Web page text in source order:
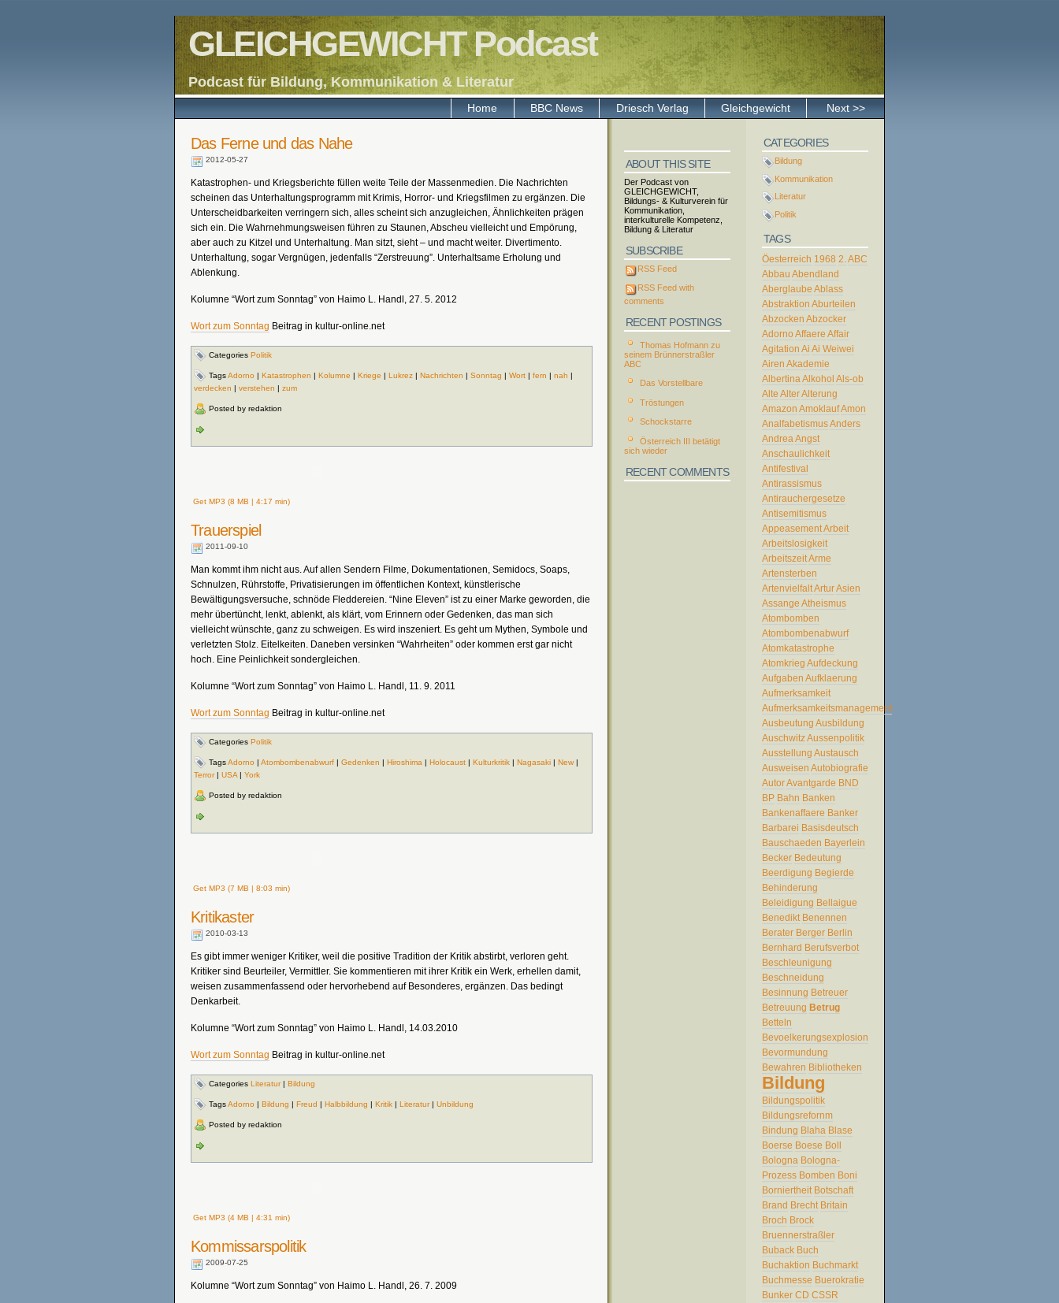
GLEICHGEWICHT Podcast
Podcast für Bildung, Kommunikation & Literatur
Next >>
Gleichgewicht
Driesch Verlag
BBC News
Home
Das Ferne und das Nahe
2012-05-27
Katastrophen- und Kriegsberichte füllen weite Teile der Massenmedien. Die Nachrichten
scheinen das Unterhaltungsprogramm mit Krimis, Horror- und Kriegsfilmen zu ergänzen. Die
Unterscheidbarkeiten verringern sich, alles scheint sich anzugleichen, Ähnlichkeiten prägen
sich ein. Die Wahrnehmungsweisen führen zu Staunen, Abscheu vielleicht und Empörung,
aber auch zu Kitzel und Unterhaltung. Man sitzt, sieht – und macht weiter. Divertimento.
Unterhaltung, sogar Vergnügen, jedenfalls “Zerstreuung”. Unterhaltsame Erholung und
Ablenkung.
Kolumne “Wort zum Sonntag” von Haimo L. Handl, 27. 5. 2012
Wort zum Sonntag Beitrag in kultur-online.net
Categories Politik
TagsAdorno | Katastrophen | Kolumne | Kriege | Lukrez | Nachrichten | Sonntag | Wort | fern | nah |
verdecken | verstehen | zum
Posted by redaktion
Get MP3 (8 MB | 4:17 min)
Trauerspiel
2011-09-10
Man kommt ihm nicht aus. Auf allen Sendern Filme, Dokumentationen, Semidocs, Soaps,
Schnulzen, Rührstoffe, Privatisierungen im öffentlichen Kontext, künstlerische
Bewältigungsversuche, schnöde Fleddereien. “Nine Eleven” ist zu einer Marke geworden, die
mehr übertüncht, lenkt, ablenkt, als klärt, vom Erinnern oder Gedenken, das man sich
vielleicht wünschte, ganz zu schweigen. Es wird inszeniert. Es geht um Mythen, Symbole und
verletzten Stolz. Eitelkeiten. Daneben versinken “Wahrheiten” oder kommen erst gar nicht
hoch. Eine Peinlichkeit sondergleichen.
Kolumne “Wort zum Sonntag” von Haimo L. Handl, 11. 9. 2011
Wort zum Sonntag Beitrag in kultur-online.net
Categories Politik
TagsAdorno | Atombombenabwurf | Gedenken | Hiroshima | Holocaust | Kulturkritik | Nagasaki | New |
Terror| USA | York
Posted by redaktion
Get MP3 (7 MB | 8:03 min)
Kritikaster
2010-03-13
Es gibt immer weniger Kritiker, weil die positive Tradition der Kritik abstirbt, verloren geht.
Kritiker sind Beurteiler, Vermittler. Sie kommentieren mit ihrer Kritik ein Werk, erhellen damit,
weisen zusammenfassend oder hervorhebend auf Besonderes, ergänzen. Das bedingt
Denkarbeit.
Kolumne “Wort zum Sonntag” von Haimo L. Handl, 14.03.2010
Wort zum Sonntag Beitrag in kultur-online.net
Categories Literatur| Bildung
TagsAdorno | Bildung | Freud | Halbbildung | Kritik | Literatur| Unbildung
Posted by redaktion
Get MP3 (4 MB | 4:31 min)
Kommissarspolitik
2009-07-25
Kolumne “Wort zum Sonntag” von Haimo L. Handl, 26. 7. 2009
CATEGORIES
Bildung
Kommunikation
Literatur
Politik
TAGS
Öesterreich 1968 2. ABC
Abbau Abendland
Aberglaube Ablass
Abstraktion Aburteilen
Abzocken Abzocker
Adorno Affaere Affair
Agitation Ai Ai Weiwei
Airen Akademie
Albertina Alkohol Als-ob
Alte AlterAlterung
Amazon AmoklaufAmon
AnalfabetismusAnders
Andrea Angst
Anschaulichkeit
Antifestival
Antirassismus
Antirauchergesetze
Antisemitismus
AppeasementArbeit
Arbeitslosigkeit
ArbeitszeitArme
Artensterben
ArtenvielfaltArturAsien
Assange Atheismus
Atombomben
Atombombenabwurf
Atomkatastrophe
Atomkrieg Aufdeckung
Aufgaben Aufklaerung
Aufmerksamkeit
Aufmerksamkeitsmanagement
Ausbeutung Ausbildung
AuschwitzAussenpolitik
Ausstellung Austausch
Ausweisen Autobiografie
AutorAvantgarde BND
BP Bahn Banken
Bankenaffaere Banker
Barbarei Basisdeutsch
Bauschaeden Bayerlein
Becker Bedeutung
Beerdigung Begierde
Behinderung
Beleidigung Bellaigue
Benedikt Benennen
Berater Berger Berlin
Bernhard Berufsverbot
Beschleunigung
Beschneidung
Besinnung Betreuer
Betreuung Betrug
Betteln
Bevoelkerungsexplosion
Bevormundung
Bewahren Bibliotheken
Bildung
Bildungspolitik
Bildungsrefornm
Bindung Blaha Blase
Boerse Boese Boll
Bologna Bologna-
Prozess Bomben Boni
Borniertheit Botschaft
Brand Brecht Britain
Broch Brock
Bruennerstraßler
Buback Buch
Buchaktion Buchmarkt
Buchmesse Buerokratie
Bunker CD CSSR
ABOUT THIS SITE
Der Podcast von
GLEICHGEWICHT,
Bildungs- & Kulturverein für
Kommunikation,
interkulturelle Kompetenz,
Bildung & Literatur
SUBSCRIBE
RSS Feed
RSS Feed with
comments
RECENT POSTINGS
Thomas Hofmann zu
seinem Brünnerstraßler
ABC
Das Vorstellbare
Tröstungen
Schockstarre
Österreich III betätigt
sich wieder
RECENT COMMENTS